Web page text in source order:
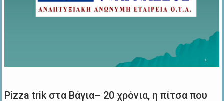
Pizza trik στα Βάγια– 20 χρόνια, η πίτσα που